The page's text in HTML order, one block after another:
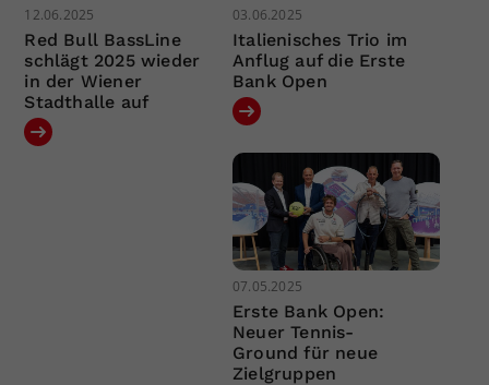
12.06.2025
Red Bull BassLine
schlägt 2025 wieder
in der Wiener
Stadthalle auf
03.06.2025
Italienisches Trio im
Anflug auf die Erste
Bank Open
07.05.2025
Erste Bank Open:
Neuer Tennis-
Ground für neue
Zielgruppen